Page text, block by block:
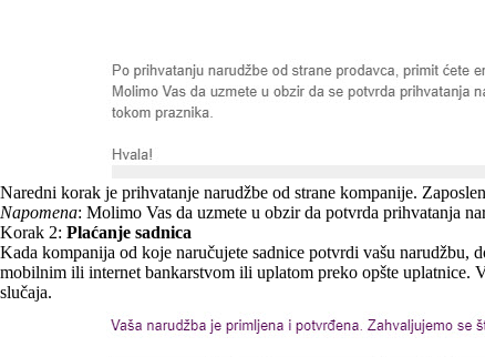
Naredni korak je prihvatanje narudžbe od strane kompanije.
Napomena: Molimo Vas da uzmete u obzir da potvrda prihvatanja
Korak 2: Plaćanje sadnica
Kada kompanija od koje naručujete sadnice potvrdi vašu narudžbu,
mobilnim ili internet bankarstvom ili uplatom preko opšte uplatnice.
slučaja.